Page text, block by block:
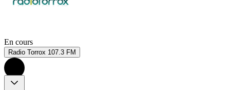
En cours
Radio Torrox 107.3 FM